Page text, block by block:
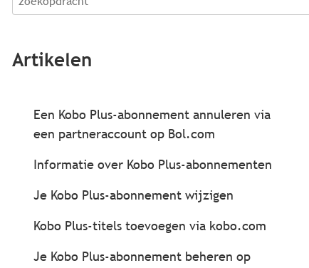
zoekopdracht
Artikelen
Een Kobo Plus-abonnement annuleren via
een partneraccount op Bol.com
Informatie over Kobo Plus-abonnementen
Je Kobo Plus-abonnement wijzigen
Kobo Plus-titels toevoegen via kobo.com
Je Kobo Plus-abonnement beheren op